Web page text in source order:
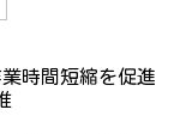
時間短縮を促進